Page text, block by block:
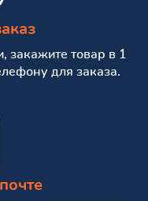
закажите товар в 1
для заказа.